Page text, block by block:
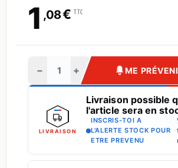
1 ,08€ TTC
− + ME
LIVRAISON
Livraison possible
l'article sera en
INSCRIS-TOI A
L'ALERTE STOCK POUR
ETRE PREVENU
·